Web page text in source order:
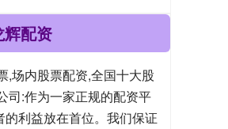
辉配资
,场内股票配资,全国十大股
司:作为一家正规的配资平
利益放在首位。我们保证